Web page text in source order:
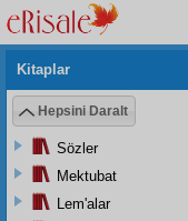
Kitaplar
Hepsini Daralt
Sözler
Mektubat
Lem'alar